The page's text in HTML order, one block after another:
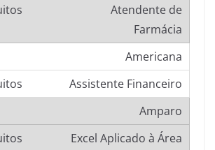
Atendente de
Farmácia
Americana
Assistente Financeiro
Amparo
Excel Aplicado à Área